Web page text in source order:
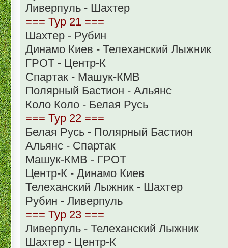
Ливерпуль - Шахтер
=== Тур 21 ===
Шахтер - Рубин
Динамо Киев - Телеханский Лыжник
ГРОТ - Центр-К
Спартак - Машук-КМВ
Полярный Бастион - Альянс
Коло Коло - Белая Русь
=== Тур 22 ===
Белая Русь - Полярный Бастион
Альянс - Спартак
Машук-КМВ - ГРОТ
Центр-К - Динамо Киев
Телеханский Лыжник - Шахтер
Рубин - Ливерпуль
=== Тур 23 ===
Ливерпуль - Телеханский Лыжник
Шахтер - Центр-К